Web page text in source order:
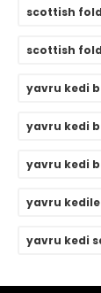
scottish
scottish
yavru kedi
yavru kedi
yavru kedi
yavru
yavru kedi